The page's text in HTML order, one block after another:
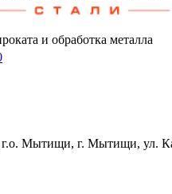
и обработка металла
г.о. Мытищи, г. Мытищи, ул.